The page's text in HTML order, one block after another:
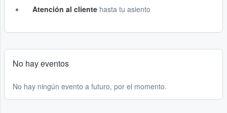
Atención al cliente hasta tu asiento
No hay eventos
No hay ningún evento a futuro, por el momento.